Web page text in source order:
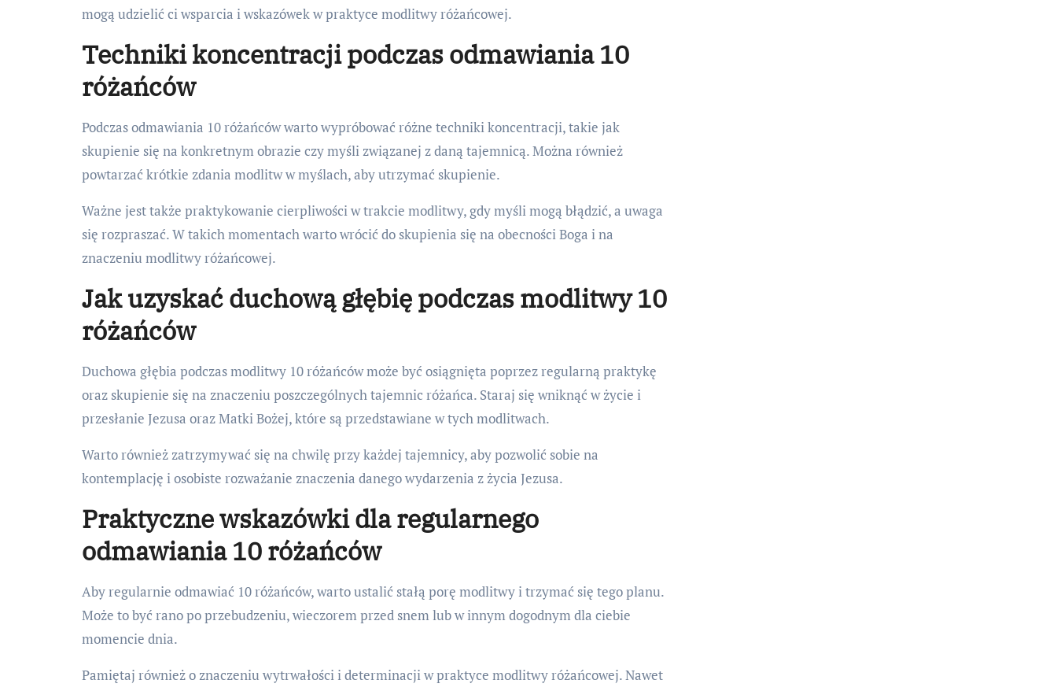
mogą udzielić ci wsparcia i wskazówek w praktyce modlitwy różańcowej.
Techniki koncentracji podczas odmawiania 10
różańców
Podczas odmawiania 10 różańców warto wypróbować różne techniki koncentracji, takie jak
skupienie się na konkretnym obrazie czy myśli związanej z daną tajemnicą. Można również
powtarzać krótkie zdania modlitw w myślach, aby utrzymać skupienie.
Ważne jest także praktykowanie cierpliwości w trakcie modlitwy, gdy myśli mogą błądzić, a uwaga
się rozpraszać. W takich momentach warto wrócić do skupienia się na obecności Boga i na
znaczeniu modlitwy różańcowej.
Jak uzyskać duchową głębię podczas modlitwy 10
różańców
Duchowa głębia podczas modlitwy 10 różańców może być osiągnięta poprzez regularną praktykę
oraz skupienie się na znaczeniu poszczególnych tajemnic różańca. Staraj się wniknąć w życie i
przesłanie Jezusa oraz Matki Bożej, które są przedstawiane w tych modlitwach.
Warto również zatrzymywać się na chwilę przy każdej tajemnicy, aby pozwolić sobie na
kontemplację i osobiste rozważanie znaczenia danego wydarzenia z życia Jezusa.
Praktyczne wskazówki dla regularnego
odmawiania 10 różańców
Aby regularnie odmawiać 10 różańców, warto ustalić stałą porę modlitwy i trzymać się tego planu.
Może to być rano po przebudzeniu, wieczorem przed snem lub w innym dogodnym dla ciebie
momencie dnia.
Pamiętaj również o znaczeniu wytrwałości i determinacji w praktyce modlitwy różańcowej. Nawet